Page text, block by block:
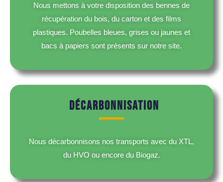
Nous mettons à votre disposition des bennes de
récupération du bois, du carton et des films
plastiques. Poubelles bleues, grises ou jaunes et
bacs à papiers sont présents sur notre site.
DÉCARBONNISATION
Nous décarbonnisons nos transports avec du XTL,
du HVO ou encore du Biogaz.